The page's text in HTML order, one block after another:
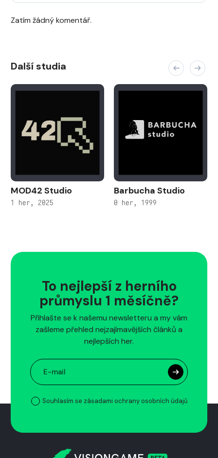
Zatím žádný komentář.
Další studia
MOD42 Studio
1 her, 2025
Barbucha Studio
0 her, 1999
To nejlepší z herního
průmyslu 1 měsíčně?
Přihlašte se k našemu newsletteru a my vám
zašleme přehled nejzajímavějších článků a
nejlepších her.
Souhlasím se zásadami ochrany osobních údajů